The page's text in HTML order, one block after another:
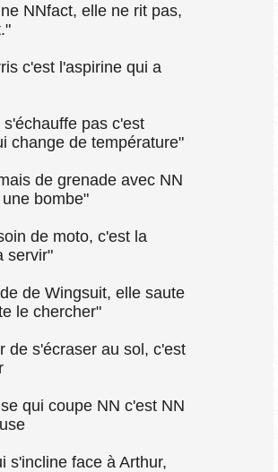
NNfact, elle ne rit pas,
c'est l'aspirine qui a
pas c'est
change de température"
de grenade avec NN
bombe"
de moto, c'est la
servir"
de Wingsuit, elle saute
le chercher"
de s'écraser au sol, c'est
qui coupe NN c'est NN
s'incline face à Arthur,